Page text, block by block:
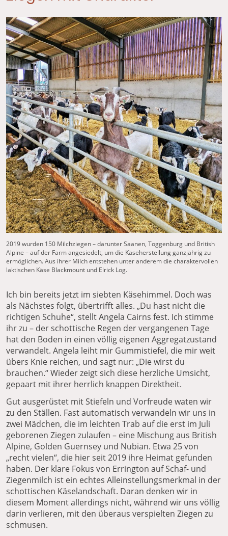
2019 wurden 150 Milchziegen – darunter Saanen, Toggenburg und British
Alpine – auf der Farm angesiedelt, um die Käseherstellung ganzjährig zu
ermöglichen. Aus ihrer Milch entstehen unter anderem die charaktervollen
laktischen Käse Blackmount und Elrick Log.
Ich bin bereits jetzt im siebten Käsehimmel. Doch was
als Nächstes folgt, übertrifft alles. „Du hast nicht die
richtigen Schuhe“, stellt Angela Cairns fest. Ich stimme
ihr zu – der schottische Regen der vergangenen Tage
hat den Boden in einen völlig eigenen Aggregatzustand
verwandelt. Angela leiht mir Gummistiefel, die mir weit
übers Knie reichen, und sagt nur: „Die wirst du
brauchen.“ Wieder zeigt sich diese herzliche Umsicht,
gepaart mit ihrer herrlich knappen Direktheit.
Gut ausgerüstet mit Stiefeln und Vorfreude waten wir
zu den Ställen. Fast automatisch verwandeln wir uns in
zwei Mädchen, die im leichten Trab auf die erst im Juli
geborenen Ziegen zulaufen – eine Mischung aus British
Alpine, Golden Guernsey und Nubian. Etwa 25 von
„recht vielen“, die hier seit 2019 ihre Heimat gefunden
haben. Der klare Fokus von Errington auf Schaf- und
Ziegenmilch ist ein echtes Alleinstellungsmerkmal in der
schottischen Käselandschaft. Daran denken wir in
diesem Moment allerdings nicht, während wir uns völlig
darin verlieren, mit den überaus verspielten Ziegen zu
schmusen.